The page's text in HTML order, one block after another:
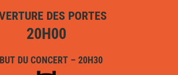
DES PORTES
20H00
DU CONCERT – 20H30